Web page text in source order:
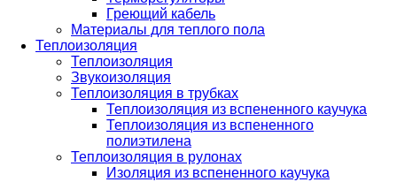
Греющий кабель
Материалы для теплого пола
Теплоизоляция
Теплоизоляция
Звукоизоляция
Теплоизоляция в трубках
Теплоизоляция из вспененного каучука
Теплоизоляция из вспененного
полиэтилена
Теплоизоляция в рулонах
Изоляция из вспененного каучука